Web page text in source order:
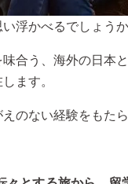
浮かべるでしょうか
合う、海外の日本
ます。
のない経験をもたら